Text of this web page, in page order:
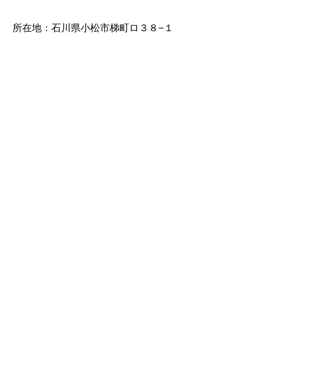
所在地：石川県小松市梯町ロ３８−１